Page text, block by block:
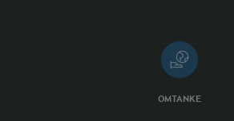
OMTANKE